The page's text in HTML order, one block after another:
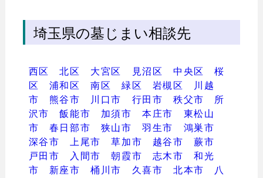
埼玉県の墓じまい相談先
西区 北区 大宮区 見沼区 中央区
桜
区
浦和区 南区 緑区 岩槻区
川越
市
熊谷市 川口市 行田市 秩父市
所
沢市
飯能市 加須市 本庄市
東松山
市
春日部市 狭山市 羽生市
鴻巣市
深谷市
上尾市 草加市 越谷市
蕨市
戸田市
入間市 朝霞市 志木市
和光
市
新座市 桶川市 久喜市 北本市
八